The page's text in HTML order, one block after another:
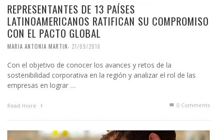
REPRESENTANTES DE 13 PAÍSES
LATINOAMERICANOS RATIFICAN SU COMPROMISO
CON EL PACTO GLOBAL
MARIA ANTONIA MARTIN, 21/09/2016
Con el objetivo de conocer los avances y retos de la
sostenibilidad corporativa en la región y analizar el rol de las
empresas en lograr …
Read more 0 Comments